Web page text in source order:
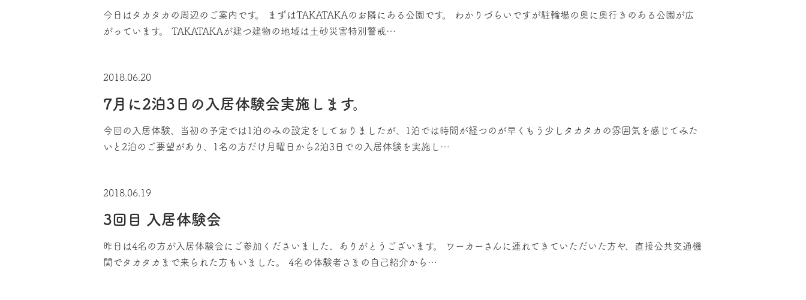
今日はタカタカの周辺のご案内です。 まずはTAKATAKAのお隣にある公園です。 わかりづらいですが駐輪場の奥に奥行きのある公園が広
がっています。 TAKATAKAが建つ建物の地域は土砂災害特別警戒…
2018.06.20
7月に2泊3日の入居体験会実施します。
今回の入居体験、当初の予定では1泊のみの設定をしておりましたが、1泊では時間が経つのが早くもう少しタカタカの雰囲気を感じてみた
いと2泊のご要望があり、1名の方だけ月曜日から2泊3日での入居体験を実施し…
2018.06.19
3回目 入居体験会
昨日は4名の方が入居体験会にご参加くださいました、ありがとうございます。 ワーカーさんに連れてきていただいた方や、直接公共交通機
関でタカタカまで来られた方もいました。 4名の体験者さまの自己紹介から…